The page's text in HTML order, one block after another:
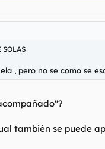
SOLAS
, pero no se como se
también se puede